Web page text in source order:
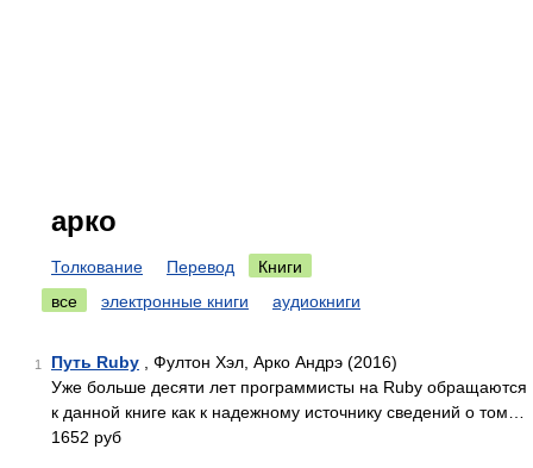
арко
Толкование Перевод
Книги
все
электронные книги аудиокниги
1 Путь Ruby , Фултон Хэл, Арко Андрэ (2016)
Уже больше десяти лет программисты на Ruby обращаются
к данной книге как к надежному источнику сведений о том…
1652 руб